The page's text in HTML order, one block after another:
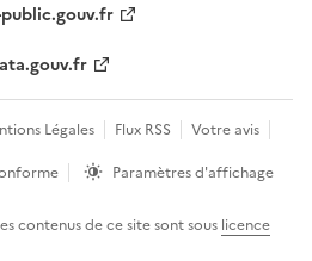
Légales Flux RSS
Votre avis
Paramètres d'affichage
contenus de ce site sont sous licence